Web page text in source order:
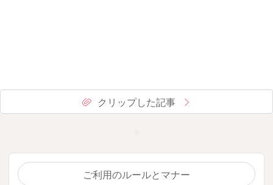
クリップした記事
ご利用のルールとマナー